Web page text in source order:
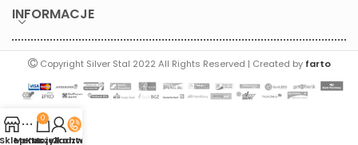
INFORMACJE
Copyright Silver Stal 2022 All Rights Reserved | Created by farto
Menu
0
Koszyk
Moje konto
Zadzwoń